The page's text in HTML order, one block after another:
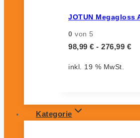
JOTUN Megagloss
0 von 5
98,99 € - 276,99 €
inkl. 19 % MwSt.
Kategorie